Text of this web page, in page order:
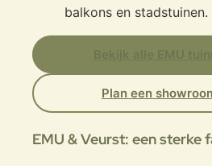
balkons en stadstuinen.
Plan een
EMU & Veurst: een sterke